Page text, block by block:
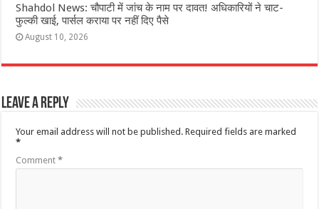
Shahdol News: चौपाटी में जांच के नाम पर दावत! अधिकारियों ने चाट-
फुल्की खाई, पार्सल कराया पर नहीं दिए पैसे
August 10, 2026
Leave a Reply
Your email address will not be published. Required fields are marked
*
Comment*